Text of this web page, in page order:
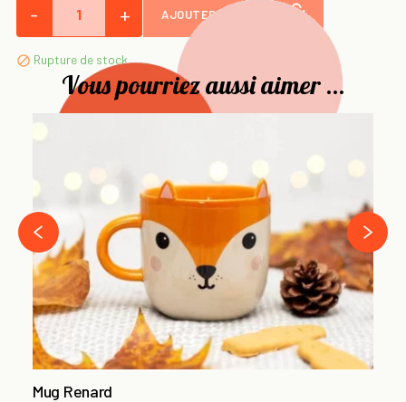
- + AJOUTER AU PANIER
 Rupture de stock
Vous pourriez aussi aimer ...
Mug Renard
‹
›